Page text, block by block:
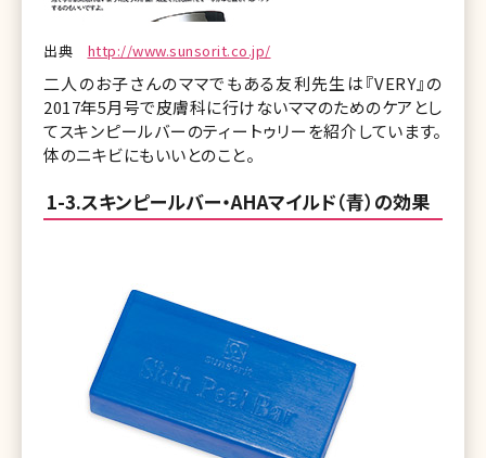
出典 http://www.sunsorit.co.jp/
二人のお子さんのママでもある友利先生は『VERY』の
2017年5月号で皮膚科に行けないママのためのケアとし
てスキンピールバーのティートゥリーを紹介しています。
体のニキビにもいいとのこと。
1-3.スキンピールバー・AHAマイルド（青）の効果